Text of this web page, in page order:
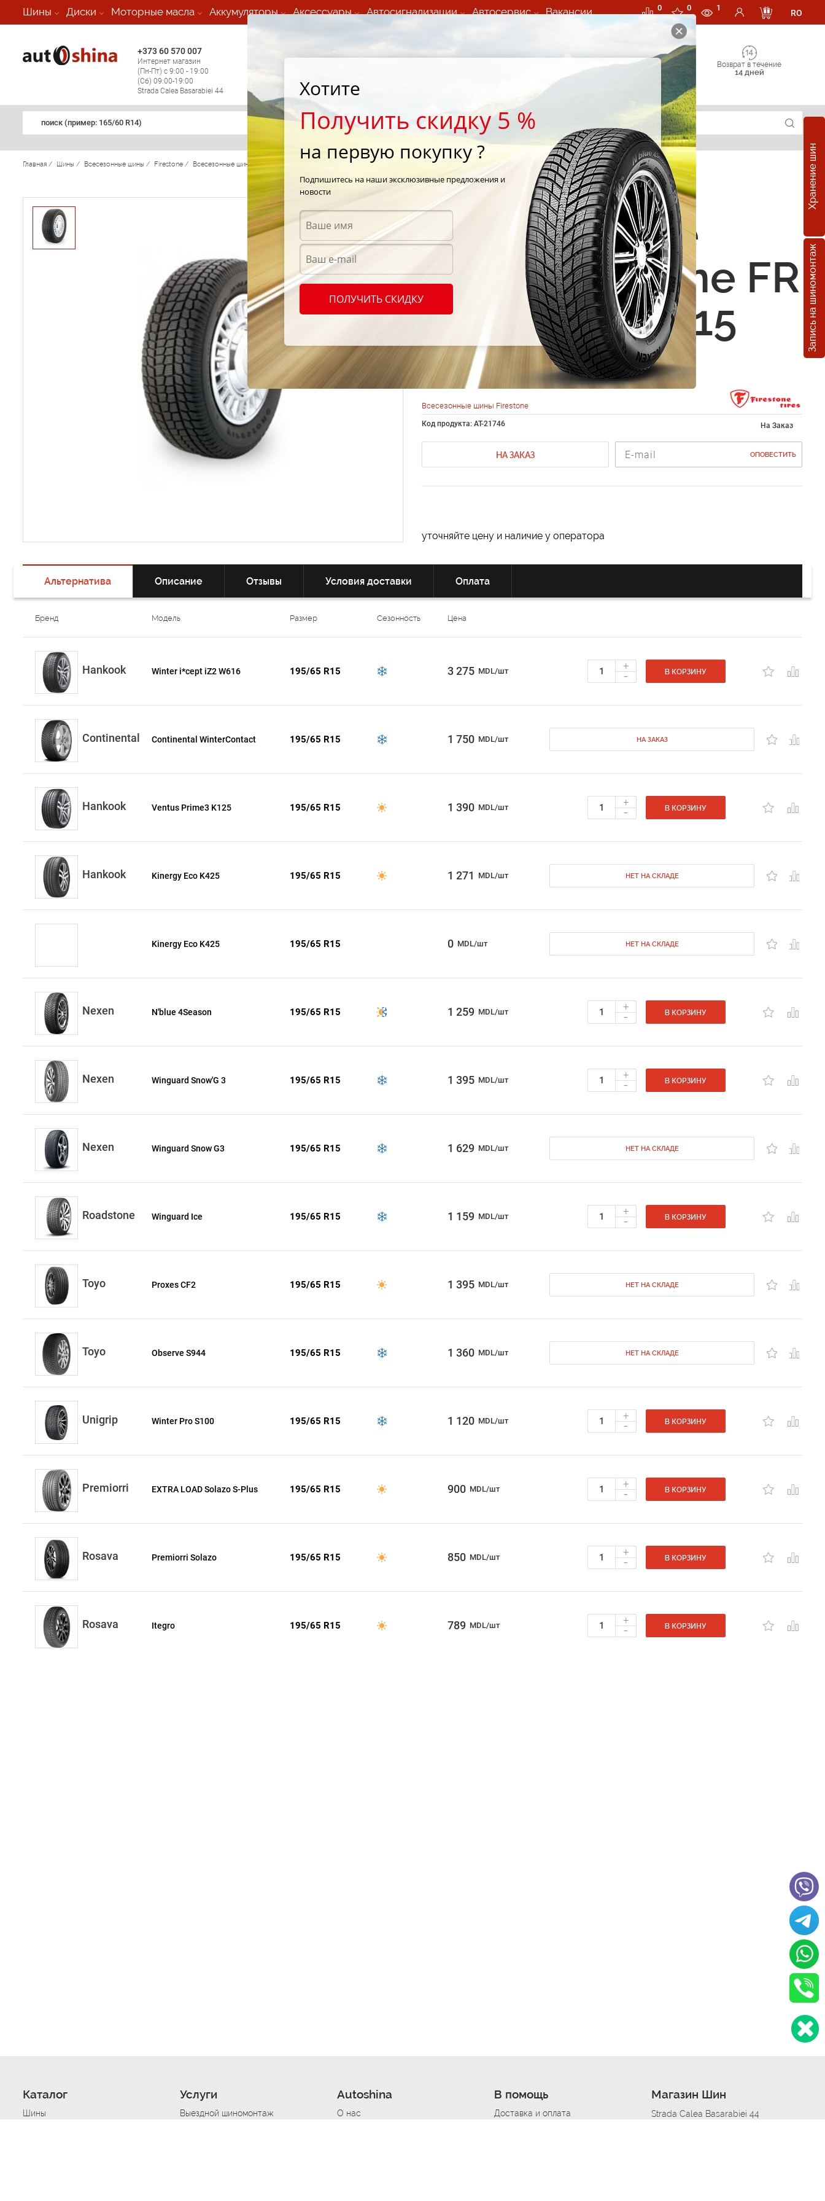
Шины Диски Моторные масла Аккумуляторы Аксессуары Автосигнализации Автосервис Вакансии 0 0 1
RO
+373 60 570 007
Интернет магазин
(Пн-Пт) с 9:00 - 19:00
(Сб) 09:00-19:00
Strada Calea Basarabiei 44
Мобильный шиномонтаж 24/7
Возврат в течение
14 дней
поиск (примеp: 165/60 R14)
Хранение шин
Запись на шиномонтаж
Главная / Шины / Всесезонные шины / Firestone / Всесезонные шины Firestone Firestone FR 380 195/65 R15 89S
Всесезонные
шины Firestone FR
380 195/65 R15
89S
Всесезонные шины Firestone
Код продукта: AT-21746 На Заказ
НА ЗАКАЗ ОПОВЕСТИТЬ
уточняйте цену и наличие у оператора
Альтернатива Описание Отзывы Условия доставки Оплата
Бренд Модель Размер Сезонность Цена
Hankook Winter i*cept iZ2 W616 195/65 R15 3 275 MDL/шт +
- В КОРЗИНУ
Continental Continental WinterContact 195/65 R15 1 750 MDL/шт НА ЗАКАЗ
Hankook Ventus Prime3 K125 195/65 R15 1 390 MDL/шт +
- В КОРЗИНУ
Hankook Kinergy Eco K425 195/65 R15 1 271 MDL/шт НЕТ НА СКЛАДЕ
Kinergy Eco K425 195/65 R15 0 MDL/шт НЕТ НА СКЛАДЕ
Nexen N'blue 4Season 195/65 R15 1 259 MDL/шт +
- В КОРЗИНУ
Nexen Winguard Snow'G 3 195/65 R15 1 395 MDL/шт +
- В КОРЗИНУ
Nexen Winguard Snow G3 195/65 R15 1 629 MDL/шт НЕТ НА СКЛАДЕ
Roadstone Winguard Ice 195/65 R15 1 159 MDL/шт +
- В КОРЗИНУ
Toyo Proxes CF2 195/65 R15 1 395 MDL/шт НЕТ НА СКЛАДЕ
Toyo Observe S944 195/65 R15 1 360 MDL/шт НЕТ НА СКЛАДЕ
Unigrip Winter Pro S100 195/65 R15 1 120 MDL/шт +
- В КОРЗИНУ
Premiorri EXTRA LOAD Solazo S-Plus 195/65 R15 900 MDL/шт +
- В КОРЗИНУ
Rosava Premiorri Solazo 195/65 R15 850 MDL/шт +
- В КОРЗИНУ
Rosava Itegro 195/65 R15 789 MDL/шт +
- В КОРЗИНУ
Каталог
Шины
Услуги
Выездной шиномонтаж
Autoshina
О нас
В помощь
Доставка и оплата
Магазин Шин
Strada Calea Basarabiei 44
Хотите
Получить скидку 5 %
на первую покупку ?
Подпишитесь на наши эксклюзивные предложения и
новости
ПОЛУЧИТЬ СКИДКУ